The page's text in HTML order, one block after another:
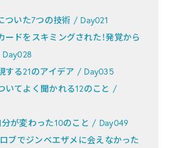
ついた7つの技術 / Day021
ドをスキミングされた！発覚から
する21のアイデア / Day035
いてよく聞かれる12のこと /
分が変わった10のこと / Day049
ブでジンベエザメに会えなかった